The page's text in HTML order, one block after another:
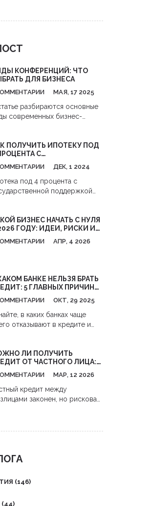
КОНФЕРЕНЦИЙ: ЧТО
ДЛЯ БИЗНЕСА
МАЯ, 17 2025
разбираются основные
современных бизнес-
форматы, почему
выбирают
или отраслевые
для эффективного
Статья расскажет о
а также поделится
лайфхаков для тех, кто
получить максимум пользы
события. Всё просто,
ПОЛУЧИТЬ ИПОТЕКУ ПОД
С
ДЕК, 1 2024
под 4 процента с
поддержкой
в России. В статье
условия
выгодной ипотеки, кто
выбрать программу и
шаги предпринять для
заявки. Это поможет
и сэкономить время
оформлении.
БИЗНЕС НАЧАТЬ С НУЛЯ
ГОДУ: ИДЕИ, РИСКИ И
АПР, 4 2026
БАНКЕ НЕЛЬЗЯ БРАТЬ
5 ГЛАВНЫХ ПРИЧИН
ОКТ, 29 2025
в каких банках чаще
отказывают в кредите и
истории - и где
получить кредит, если
уже отклонили.
ЛИ ПОЛУЧИТЬ
ОТ ЧАСТНОГО ЛИЦА:
МАР, 12 2026
кредит между
законен, но рискован.
(146)
(44)